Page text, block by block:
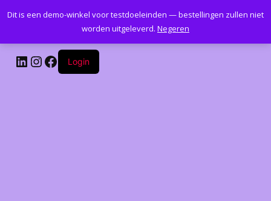
Kantoormeubelenplus.com
LinkedIn
Instagram
Facebook
Login
Dit is een demo-winkel voor testdoeleinden — bestellingen zullen niet
worden uitgeleverd. Negeren